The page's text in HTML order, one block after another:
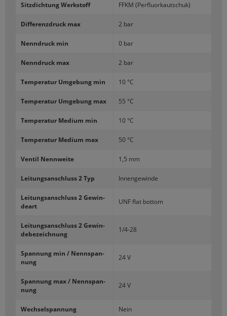
Sitz­dich­tung Werk­stoff FFKM (Per­fluor­kau­tschuk)
Dif­fe­renz­druck max 2 bar
Nenn­druck min 0 bar
Nenn­druck max 2 bar
Tem­pe­ra­tur Um­ge­bung min 10 °C
Tem­pe­ra­tur Um­ge­bung max 55 °C
Tem­pe­ra­tur Me­di­um min 10 °C
Tem­pe­ra­tur Me­di­um max 50 °C
Ven­til Nenn­wei­te 1,5 mm
Lei­tungs­an­schluss 2 Typ In­nen­ge­win­de
Lei­tungs­an­schluss 2 Ge­win­
de­art
UNF flat bot­tom
Lei­tungs­an­schluss 2 Ge­win­
de­be­zeich­nung
1/4-28
Span­nung min / Nenn­span­
nung
24 V
Span­nung max / Nenn­span­
nung
24 V
Wech­sel­span­nung Nein